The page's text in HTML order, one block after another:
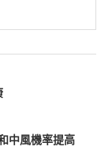
中風機率提高